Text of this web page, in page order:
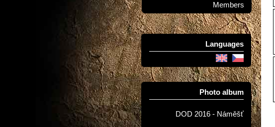
Members
Languages
Photo album
DOD 2016 - Náměšť